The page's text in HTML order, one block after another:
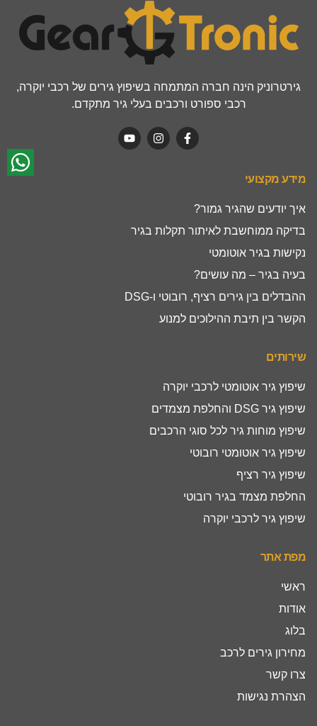
גירטרוניק הינה חברה המתמחה בשיפוץ גירים של רכבי יוקרה,
רכבי ספורט ורכבים בעלי גיר מתקדם.
מידע מקצועי
איך יודעים שהגיר גמור?
בדיקה ממוחשבת לאיתור תקלות בגיר
נקישות בגיר אוטומטי
בעיה בגיר – מה עושים?
ההבדלים בין גירים רציף, רובוטי ו-DSG
הקשר בין תיבת ההילוכים למנוע
שירותים
שיפוץ גיר אוטומטי לרכבי יוקרה
שיפוץ גיר DSG והחלפת מצמדים
שיפוץ מוחות גיר לכל סוגי הרכבים
שיפוץ גיר אוטומטי רובוטי
שיפוץ גיר רציף
החלפת מצמד בגיר רובוטי
שיפוץ גיר לרכבי יוקרה
מפת אתר
ראשי
אודות
בלוג
מחירון גירים לרכב
צרו קשר
הצהרת נגישות